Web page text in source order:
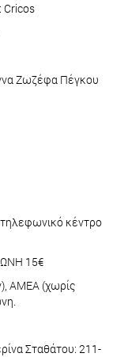
Cricos
Ζωζέφα Πέγκου
τηλεφωνικό κέντρο
15€
ΑΜΕΑ (χωρίς
Σταθάτου: 211-